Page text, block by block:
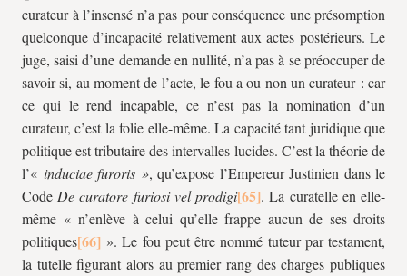
curateur à l’insensé n’a pas pour conséquence une présomption
quelconque d’incapacité relativement aux actes postérieurs. Le
juge, saisi d’une demande en nullité, n’a pas à se préoccuper de
savoir si, au moment de l’acte, le fou a ou non un curateur : car
ce qui le rend incapable, ce n’est pas la nomination d’un
curateur, c’est la folie elle-même. La capacité tant juridique que
politique est tributaire des intervalles lucides. C’est la théorie de
l’« induciae furoris », qu’expose l’Empereur Justinien dans le
Code De curatore furiosi vel prodigi
. La curatelle en elle-
même « n’enlève à celui qu’elle frappe aucun de ses droits
politiques
». Le fou peut être nommé tuteur par testament,
la tutelle figurant alors au premier rang des charges publiques